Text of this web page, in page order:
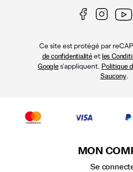
Ce site est protégé par
de confidentialitéet les
Googles'appliquent. Politique
Saucony.
MON
Se